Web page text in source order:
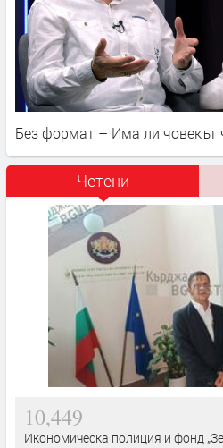
Без формат – Има ли човекът
Четени
10,449
Икономическа полиция и фонд